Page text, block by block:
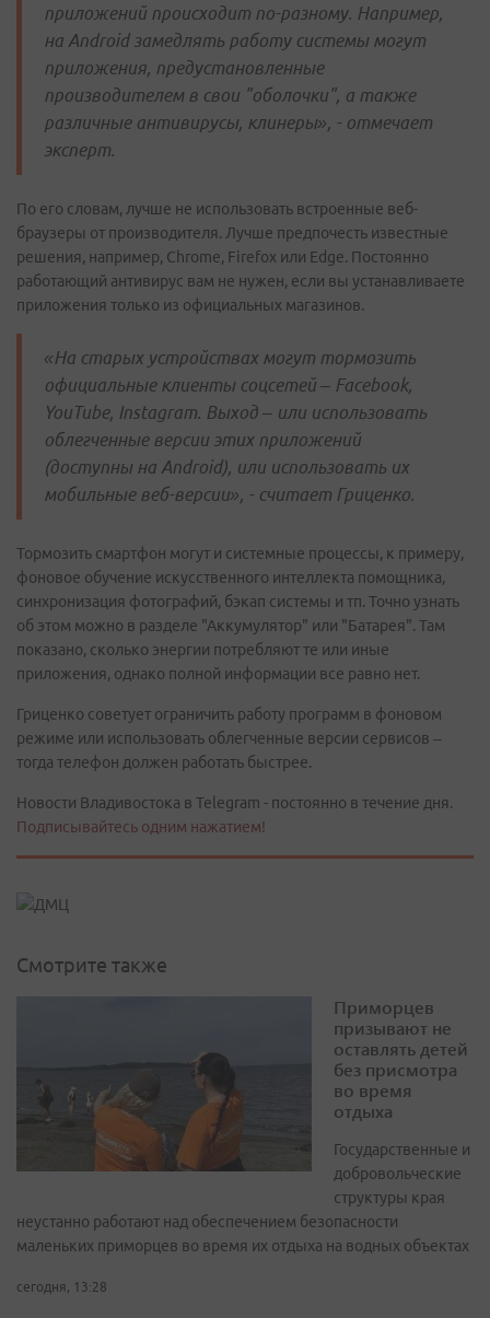
приложений происходит по-разному. Например,
на Android замедлять работу системы могут
приложения, предустановленные
производителем в свои "оболочки", а также
различные антивирусы, клинеры», - отмечает
эксперт.
По его словам, лучше не использовать встроенные веб-
браузеры от производителя. Лучше предпочесть известные
решения, например, Chrome, Firefox или Edge. Постоянно
работающий антивирус вам не нужен, если вы устанавливаете
приложения только из официальных магазинов.
«На старых устройствах могут тормозить
официальные клиенты соцсетей – Facebook,
YouTube, Instagram. Выход – или использовать
облегченные версии этих приложений
(доступны на Android), или использовать их
мобильные веб-версии», - считает Гриценко.
Тормозить смартфон могут и системные процессы, к примеру,
фоновое обучение искусственного интеллекта помощника,
синхронизация фотографий, бэкап системы и тп. Точно узнать
об этом можно в разделе "Аккумулятор" или "Батарея". Там
показано, сколько энергии потребляют те или иные
приложения, однако полной информации все равно нет.
Гриценко советует ограничить работу программ в фоновом
режиме или использовать облегченные версии сервисов –
тогда телефон должен работать быстрее.
Новости Владивостока в Telegram - постоянно в течение дня.
Подписывайтесь одним нажатием!
Смотрите также
Приморцев
призывают не
оставлять детей
без присмотра
во время
отдыха
Государственные и
добровольческие
структуры края
неустанно работают над обеспечением безопасности
маленьких приморцев во время их отдыха на водных объектах
сегодня, 13:28